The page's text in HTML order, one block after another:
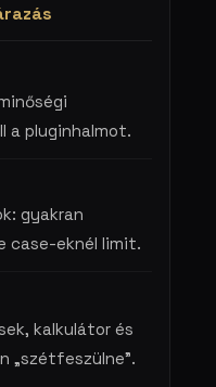
a pluginhalmot.
gyakran
case-eknél limit.
kalkulátor és
„szétfeszülne”.